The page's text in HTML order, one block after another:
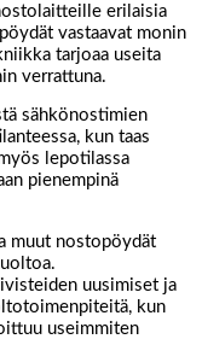
erilaisia
vastaavat monin
tarjoaa useita
verrattuna.
sähkönostimien
kun taas
lepotilassa
pienempinä
muut nostopöydät
uusimiset ja
kun
useimmiten